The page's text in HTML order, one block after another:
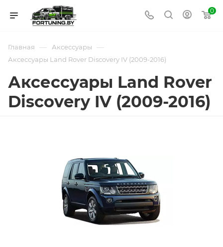
0
Главная — Аксессуары —
Аксессуары Land Rover Discovery IV (2009-2016)
Аксессуары Land Rover
Discovery IV (2009-2016)